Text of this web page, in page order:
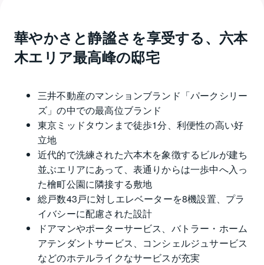
華やかさと静謐さを享受する、六本
木エリア最高峰の邸宅
三井不動産のマンションブランド「パークシリー
ズ」の中での最高位ブランド
東京ミッドタウンまで徒歩1分、利便性の高い好
立地
近代的で洗練された六本木を象徴するビルが建ち
並ぶエリアにあって、表通りからは一歩中へ入っ
た檜町公園に隣接する敷地
総戸数43戸に対しエレベーターを8機設置、プラ
イバシーに配慮された設計
ドアマンやポーターサービス、バトラー・ホーム
アテンダントサービス、コンシェルジュサービス
などのホテルライクなサービスが充実